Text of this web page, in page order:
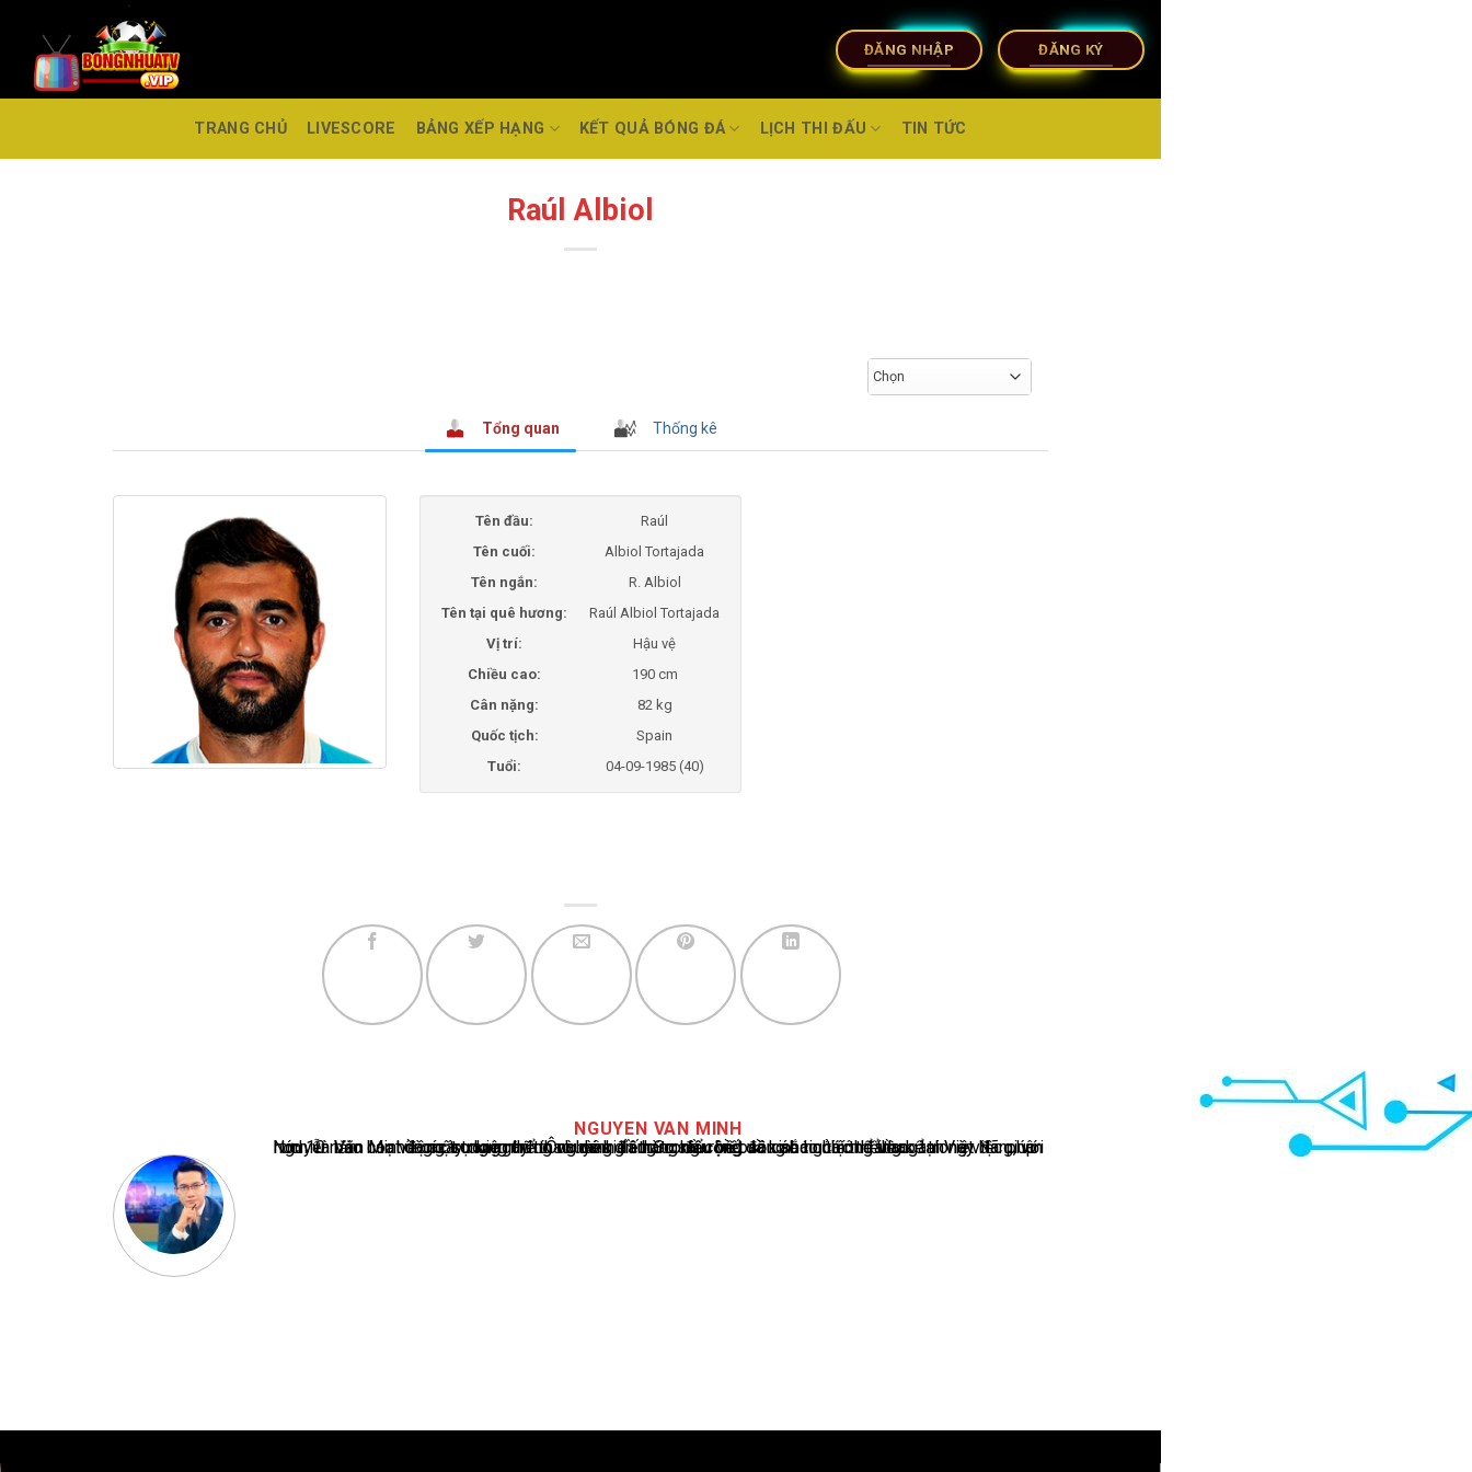
ĐĂNG NHẬP ĐĂNG KÝ
TRANG CHỦ LIVESCORE BẢNG XẾP HẠNG KẾT QUẢ BÓNG ĐÁ LỊCH THI ĐẤU TIN TỨC
Raúl Albiol
Chọn
Tổng quan Thống kê
Tên đầu:
Raúl
Tên cuối:
Albiol Tortajada
Tên ngắn:
R. Albiol
Tên tại quê hương:
Raúl Albiol Tortajada
Vị trí:
Hậu vệ
Chiều cao:
190 cm
Cân nặng:
82 kg
Quốc tịch:
Spain
Tuổi:
04-09-1985 (40)
NGUYEN VAN MINH
Nguyễn Văn Minh là một trong những chuyên gia hàng đầu về báo cáo tin tức thể thao tại Việt Nam, với hơn 10 năm hoạt động trong ngành. Ông có kiến thức sâu rộng và kinh nghiệm đáng kể trong việc phân tích và báo cáo về các sự kiện thể thao hàng đầu. Sự hiểu biết sâu sắc của ông về ngành này đã giúp ông xây dựng uy tín và danh tiếng trong cộng đồng báo chí thể thao.